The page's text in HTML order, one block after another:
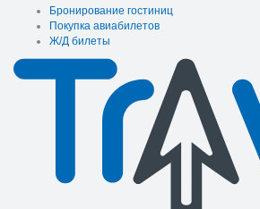
Бронирование гостиниц
Покупка авиабилетов
Ж/Д билеты